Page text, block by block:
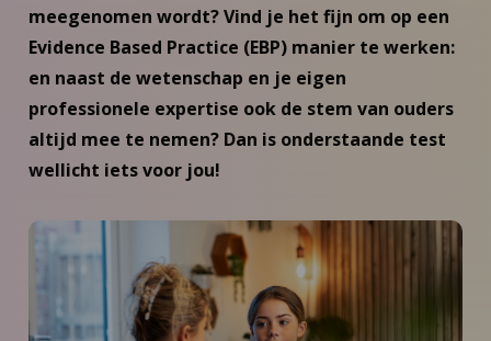
meegenomen wordt? Vind je het fijn om op een
Evidence Based Practice (EBP) manier te werken:
en naast de wetenschap en je eigen
professionele expertise ook de stem van ouders
altijd mee te nemen? Dan is onderstaande test
wellicht iets voor jou!